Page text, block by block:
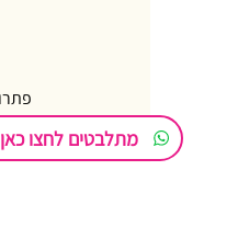
מתלבטים לחצו